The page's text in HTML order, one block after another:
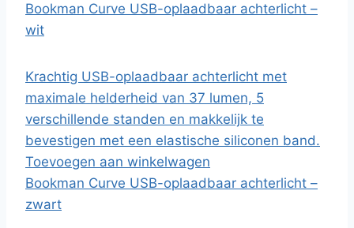
Bookman Curve USB-oplaadbaar achterlicht –
wit
Krachtig USB-oplaadbaar achterlicht met
maximale helderheid van 37 lumen, 5
verschillende standen en makkelijk te
bevestigen met een elastische siliconen band.
Toevoegen aan winkelwagen
Bookman Curve USB-oplaadbaar achterlicht –
zwart